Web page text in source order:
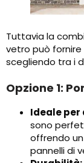
Tuttavia la
vetro può fornire
scegliendo tra i
Opzione 1:
Ideale per
sono
offrendo
pannelli di